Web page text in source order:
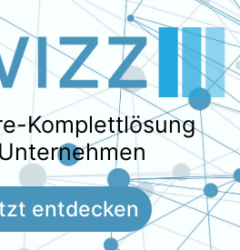
Komplettlösung
entdecken